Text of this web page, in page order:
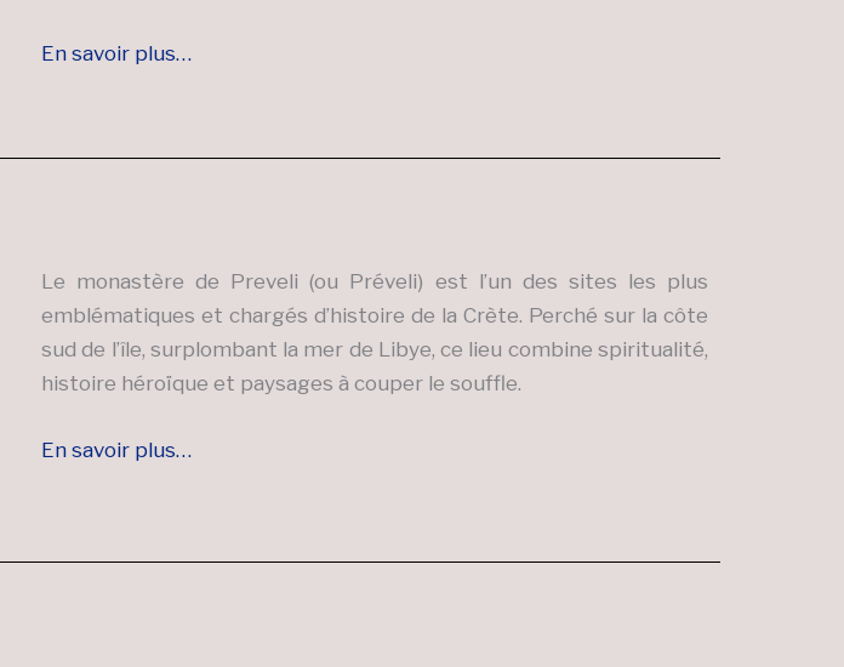
En savoir plus…
Le monastère de Preveli (ou Préveli) est l’un des sites les plus
emblématiques et chargés d’histoire de la Crète. Perché sur la côte
sud de l’île, surplombant la mer de Libye, ce lieu combine spiritualité,
histoire héroïque et paysages à couper le souffle.
En savoir plus…